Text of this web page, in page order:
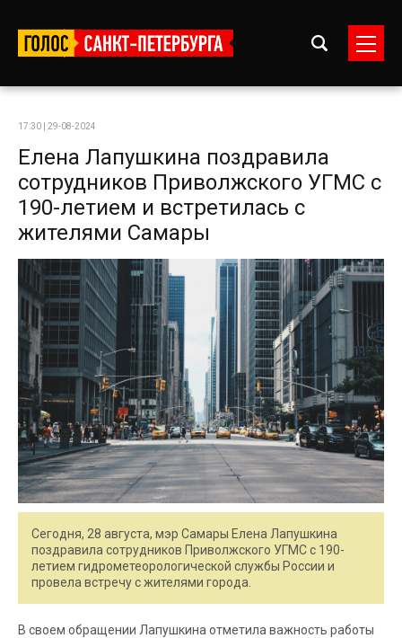
17:30 | 29-08-2024
Елена Лапушкина поздравила
сотрудников Приволжского УГМС с
190-летием и встретилась с
жителями Самары
Сегодня, 28 августа, мэр Самары Елена Лапушкина
поздравила сотрудников Приволжского УГМС с 190-
летием гидрометеорологической службы России и
провела встречу с жителями города.
В своем обращении Лапушкина отметила важность работы